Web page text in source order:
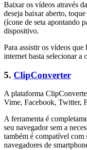
Baixar os vídeos através
deseja baixar aberto,
(ícone de seta apontando
dispositivo.
Para assistir os vídeos que
internet basta selecionar
5. ClipConverter
A plataforma
Vime, Facebook, Twitter,
A ferramenta é
seu navegador sem a
também é compatível com
navegadores de